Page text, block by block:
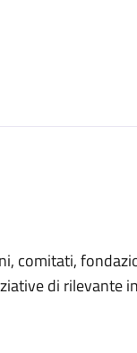
comitati,
di rilevante